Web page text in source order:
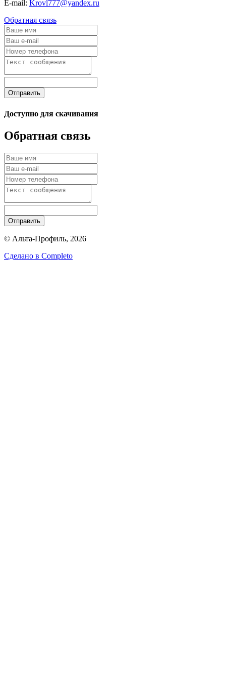
E-mail: Krovl777@yandex.ru
Обратная связь
Отправить
Доступно для скачивания
Обратная связь
Отправить
© Альта-Профиль, 2026
Сделано в Completo